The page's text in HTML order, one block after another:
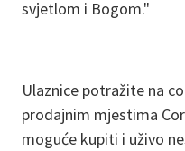
svjetlom i Bogom."
Ulaznice potražite na
prodajnim mjestima
moguće kupiti i uživo